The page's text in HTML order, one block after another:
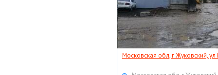
Московская обл, г Жуковский,